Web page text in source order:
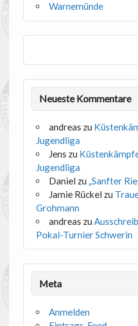
Warnemünde
Neueste Kommentare
andreas zu
Jugendliga
Jens zu
Jugendliga
Danielzu „Sanfter
Jamie Rückelzu
Grohmann
andreas zu
Pokal-Turnier Schwerin
Meta
Anmelden